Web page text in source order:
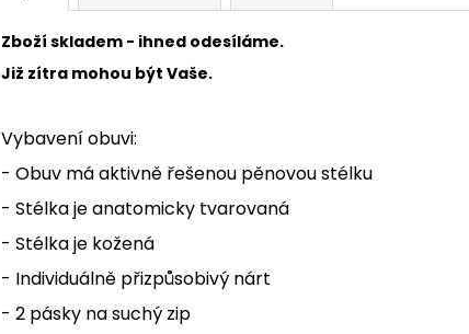
Zboží skladem - ihned odesíláme.
Již zítra mohou být Vaše.
Vybavení obuvi:
- Obuv má aktivně řešenou pěnovou stélku
- Stélka je anatomicky tvarovaná
- Stélka je kožená
- Individuálně přizpůsobivý nárt
- 2 pásky na suchý zip